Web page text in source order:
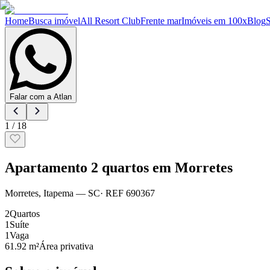
HomeBusca imóvelAll Resort ClubFrente marImóveis em 100xBlog
Falar com a Atlan
1 / 18
Apartamento 2 quartos em Morretes
Morretes, Itapema — SC· REF 690367
2Quartos
1 Suíte
1Vaga
61.92 m²Área privativa